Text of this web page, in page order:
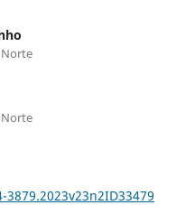
Norte
Norte